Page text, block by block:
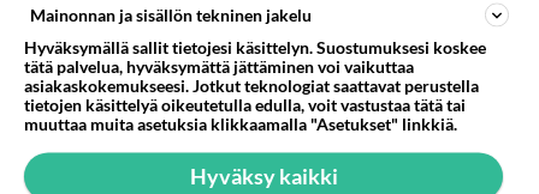
LUETUIMMAT
Muistatko? Kädestä suuhun
elävä Satu sai jättimäisen
rahasalkun Henry-
miljonääriltä
Mainonnan ja sisällön tekninen jakelu
Hyväksymällä sallit tietojesi käsittelyn. Suostumuksesi koskee
tätä palvelua, hyväksymättä jättäminen voi vaikuttaa
asiakaskokemukseesi. Jotkut teknologiat saattavat perustella
tietojen käsittelyä oikeutetulla edulla, voit vastustaa tätä tai
muuttaa muita asetuksia klikkaamalla "Asetukset" linkkiä.
Hyväksy kaikki